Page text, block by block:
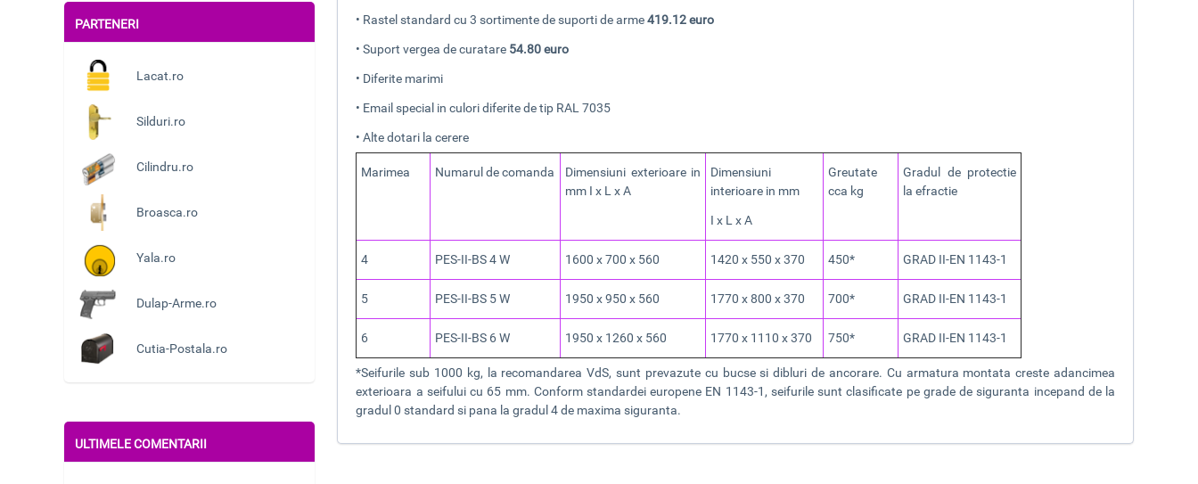
PARTENERI
Lacat.ro
Silduri.ro
Cilindru.ro
Broasca.ro
Yala.ro
Dulap-Arme.ro
Cutia-Postala.ro
ULTIMELE COMENTARII
• Rastel standard cu 3 sortimente de suporti de arme419.12 euro
• Suport vergea de curatare 54.80 euro
• Diferite marimi
• Email special in culori diferite de tip RAL 7035
• Alte dotari la cerere
Marimea Numarul de comanda
Dimensiuni exterioare in
mm I x L x A
Dimensiuni
interioare in mm
I x L x A
Greutate
cca kg
Gradul de protectie
la efractie
4 PES-II-BS 4 W 1600 x 700 x 560 1420 x 550 x 370 450* GRAD II-EN 1143-1
5 PES-II-BS 5 W 1950 x 950 x 560 1770 x 800 x 370 700* GRAD II-EN 1143-1
6 PES-II-BS 6 W 1950 x 1260 x 560 1770 x 1110 x 370 750* GRAD II-EN 1143-1
*Seifurile sub 1000 kg, la recomandarea VdS, sunt prevazute cu bucse si dibluri de ancorare. Cu armatura montata creste adancimea
exterioara a seifului cu 65 mm. Conform standardei europene EN 1143-1, seifurile sunt clasificate pe grade de siguranta incepand de la
gradul 0 standard si pana la gradul 4 de maxima siguranta.